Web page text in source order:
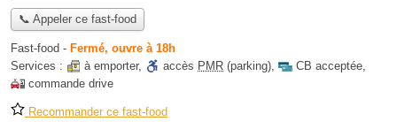
📞 Appeler ce fast-food
Fast-food - Fermé, ouvre à 18h
Services :
à emporter, accès PMR (parking), CB acceptée,
commande drive
Recommander ce fast-food